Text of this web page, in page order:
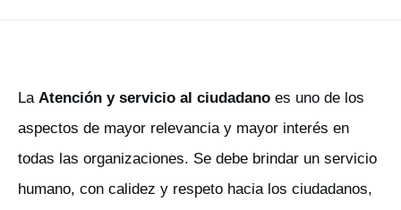
La Atención y servicio al ciudadano es uno de los
aspectos de mayor relevancia y mayor interés en
todas las organizaciones. Se debe brindar un servicio
humano, con calidez y respeto hacia los ciudadanos,